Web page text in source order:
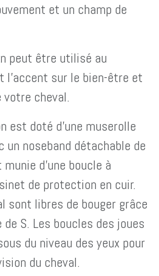
et un champ de
peut être utilisé au
l'accent sur le bien-être et
cheval.
est doté d'une muserolle
noseband détachable de
d'une boucle à
de protection en cuir.
sont libres de bouger grâce
S. Les boucles des joues
du niveau des yeux pour
du cheval.